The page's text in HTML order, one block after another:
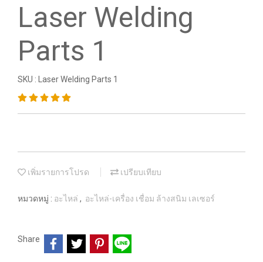
Laser Welding
Parts 1
SKU : Laser Welding Parts 1
เพิ่มรายการโปรด เปรียบเทียบ
หมวดหมู่ : อะไหล่ , อะไหล่-เครื่อง เชื่อม ล้างสนิม เลเซอร์
Share